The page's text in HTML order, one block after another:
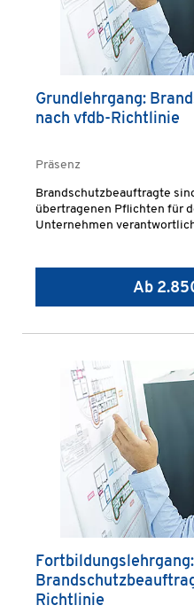
Grundlehrgang:
nach vfdb-Richtlinie
Präsenz
Brandschutzbeauftragte
übertragenen Pflichten für
Unternehmen
Ab
Fortbildungslehrgang:
Richtlinie